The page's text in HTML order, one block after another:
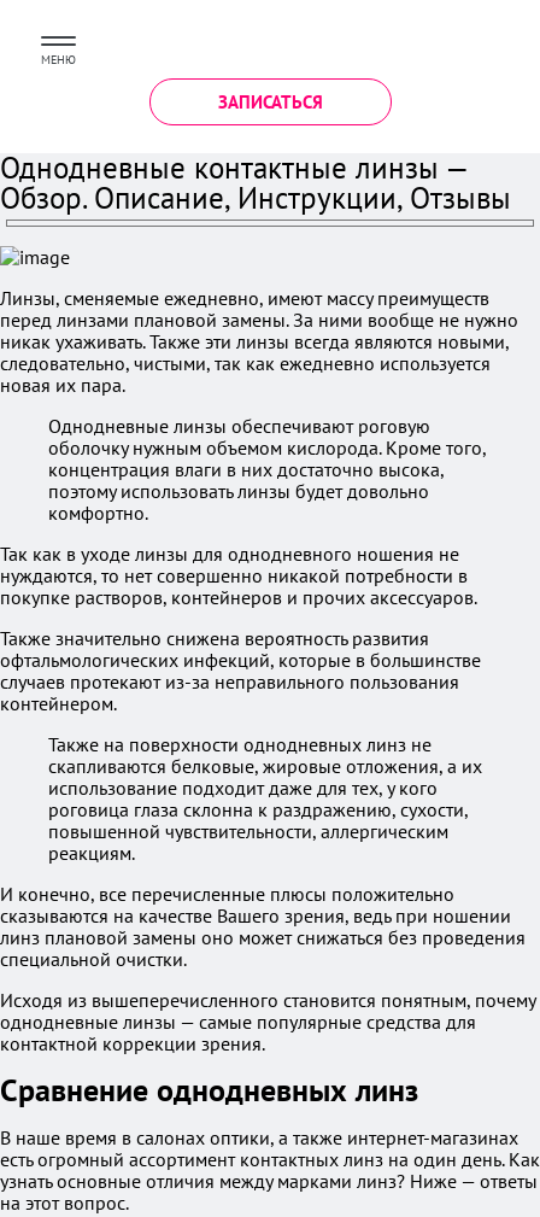
МЕНЮ
ЗАПИСАТЬСЯ
Однодневные контактные линзы —
Обзор. Описание, Инструкции, Отзывы
Линзы, сменяемые ежедневно, имеют массу преимуществ
перед линзами плановой замены. За ними вообще не нужно
никак ухаживать. Также эти линзы всегда являются новыми,
следовательно, чистыми, так как ежедневно используется
новая их пара.
Однодневные линзы обеспечивают роговую
оболочку нужным объемом кислорода. Кроме того,
концентрация влаги в них достаточно высока,
поэтому использовать линзы будет довольно
комфортно.
Так как в уходе линзы для однодневного ношения не
нуждаются, то нет совершенно никакой потребности в
покупке растворов, контейнеров и прочих аксессуаров.
Также значительно снижена вероятность развития
офтальмологических инфекций, которые в большинстве
случаев протекают из-за неправильного пользования
контейнером.
Также на поверхности однодневных линз не
скапливаются белковые, жировые отложения, а их
использование подходит даже для тех, у кого
роговица глаза склонна к раздражению, сухости,
повышенной чувствительности, аллергическим
реакциям.
И конечно, все перечисленные плюсы положительно
сказываются на качестве Вашего зрения, ведь при ношении
линз плановой замены оно может снижаться без проведения
специальной очистки.
Исходя из вышеперечисленного становится понятным, почему
однодневные линзы — самые популярные средства для
контактной коррекции зрения.
Сравнение однодневных линз
В наше время в салонах оптики, а также интернет-магазинах
есть огромный ассортимент контактных линз на один день. Как
узнать основные отличия между марками линз? Ниже — ответы
на этот вопрос.